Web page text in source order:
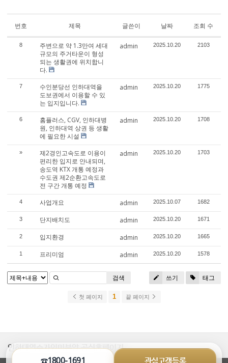
번호 제목 글쓴이 날짜 조회 수
8
주변으로 약 1.3만여 세대
규모의 주거타운이 형성
되는 생활권에 위치합니
다.
admin 2025.10.20 2103
7
수인분당선 인하대역을
도보권에서 이용할 수 있
는 입지입니다.
admin 2025.10.20 1775
6
홈플러스, CGV, 인하대병
원, 인하대역 상권 등 생활
에 필요한 시설
admin 2025.10.20 1708
»
제2경인고속도로 이용이
편리한 입지로 안내되며,
송도역 KTX 개통 예정과
수도권 제2순환고속도로
전 구간 개통 예정
admin 2025.10.20 1703
4 사업개요 admin 2025.10.07 1682
3 단지배치도 admin 2025.10.20 1671
2 입지환경 admin 2025.10.20 1665
1 프리미엄 admin 2025.10.20 1578
쓰기 태그
검색
첫 페이지 1 끝 페이지
인하대역수자인미분양 공식홈페이지
☎1800-1691 관심고객등록